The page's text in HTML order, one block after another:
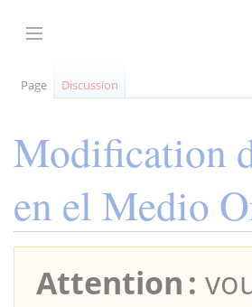
au Afficher / masquer la barre latérale
Page Discussion
Modification
en el Medio
Attention :